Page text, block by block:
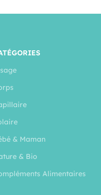
& Maman
& Bio
Alimentaires